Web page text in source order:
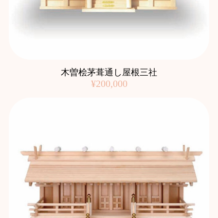
木曽桧茅葺通し屋根三社
¥200,000